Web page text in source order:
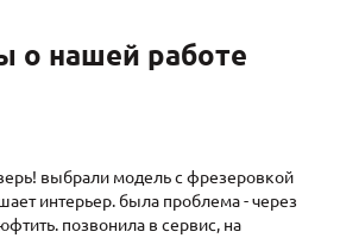
о нашей работе
выбрали модель с фрезеровкой
интерьер. была проблема - через
позвонила в сервис, на